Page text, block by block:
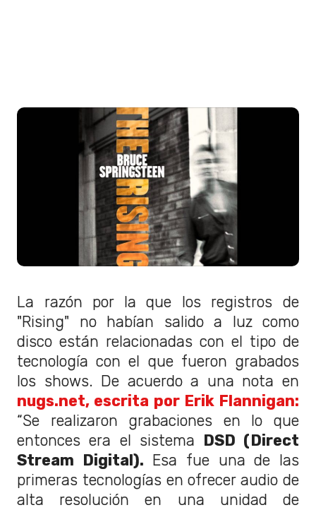
La razón por la que los registros de
"Rising" no habían salido a luz como
disco están relacionadas con el tipo de
tecnología con el que fueron grabados
los shows. De acuerdo a una nota en
nugs.net, escrita por Erik Flannigan:
“Se realizaron grabaciones en lo que
entonces era el sistema DSD (Direct
Stream Digital). Esa fue una de las
primeras tecnologías en ofrecer audio de
alta resolución en una unidad de